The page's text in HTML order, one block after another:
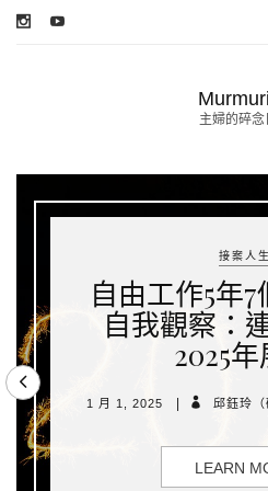
Skip
主婦的碎念
接案人生
自由工作5年
自我觀察：
2025
1 月 1, 2025 邱鈺玲（
LEARN